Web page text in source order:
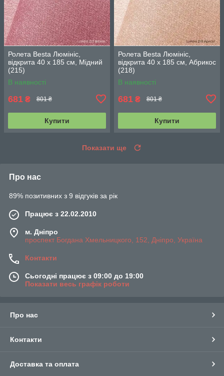
Ролета Besta Люмініс,
відкрита 40 х 185 см, Мідний
(215)
В наявності
681 ₴ 801 ₴
Купити
Ролета Besta Люмініс,
відкрита 40 х 185 см, Абрикос
(218)
В наявності
681 ₴ 801 ₴
Купити
Показати ще
Про нас
89% позитивних з 9 відгуків за рік
Працює з 22.02.2010
м. Дніпро
проспект Богдана Хмельницкого, 152, Дніпро, Україна
Контакти
Сьогодні працює з 09:00 до 19:00
Показати весь графік роботи
Про нас
Контакти
Доставка та оплата